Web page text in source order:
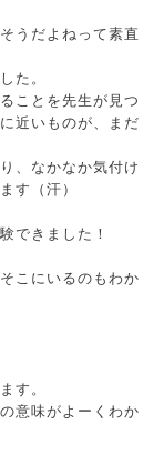
うだよねって素直
た。
ことを先生が見つ
近いものが、まだ
、なかなか気付け
す（汗）
できました！
こにいるのもわか
す。
意味がよーくわか